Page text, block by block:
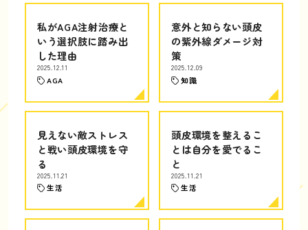
私がAGA注射治療と
いう選択肢に踏み出
した理由
2025.12.11
AGA
意外と知らない頭皮
の紫外線ダメージ対
策
2025.12.09
知識
見えない敵ストレス
と戦い頭皮環境を守
る
2025.11.21
生活
頭皮環境を整えるこ
とは自分を愛でるこ
と
2025.11.21
生活